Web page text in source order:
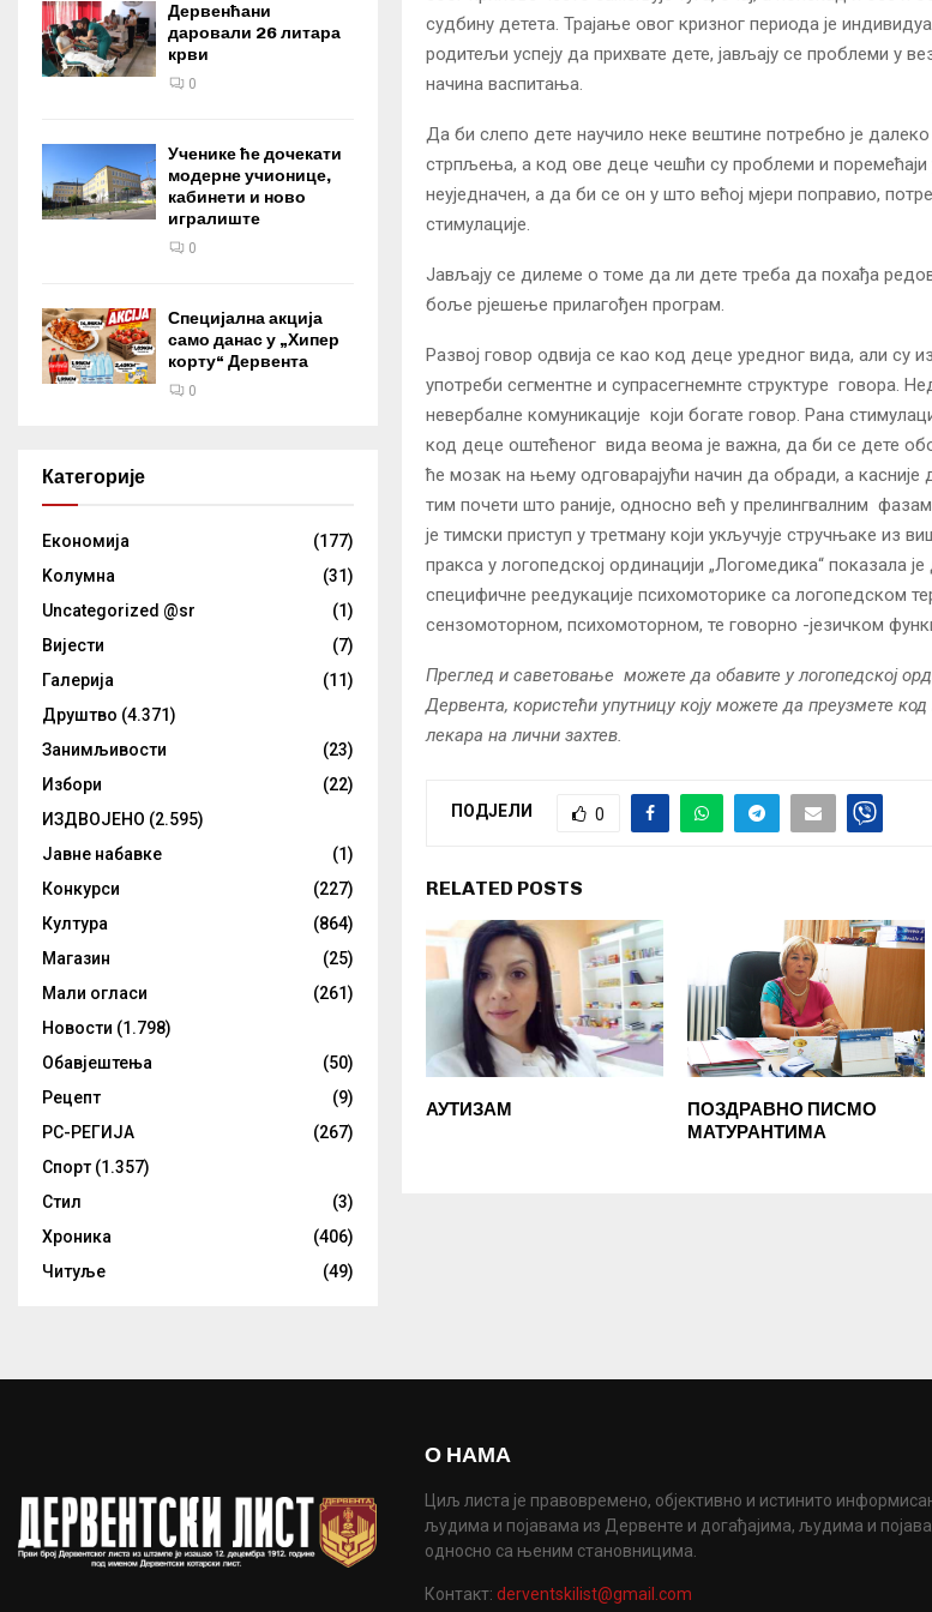
судбину детета. Трајање овог кризног периода је
родитељи успеју да прихвате дете, јављају се проблеми у
начина васпитања.
Да би слепо дете научило неке вештине потребно је
стрпљења, а код ове деце чешћи су проблеми и поремећаји
неуједначен, а да би се он у што већој мјери поправио,
стимулације.
Јављају се дилеме о томе да ли дете треба да похађа
боље рјешење прилагођен програм.
Развој говор одвија се као код деце уредног вида, али су
употреби сегментне и супрасегнемнте структуре говора.
невербалне комуникације који богате говор. Рана
код деце оштећеног вида веома је важна, да би се дете
ће мозак на њему одговарајући начин да обради, а
тим почети што раније, односно већ у прелингвалним
је тимски приступ у третману који укључује стручњаке из
пракса у логопедској ординацији „Логомедика“ показала
специфичне реедукације психомоторике са логопедском
сензомоторном, психомоторном, те говорно -језичком
Преглед и саветовање можете да обавите у логопедској
Дервента, користећи упутницу коју можете да преузмете
лекара на лични захтев.
ПОДЈЕЛИ 0
RELATED POSTS
АУТИЗАМ
ПОЗДРАВНО ПИСМО
МАТУРАНТИМА
Дервенћани
даровали 26 литара
крви
0
Ученике ће дочекати
модерне учионице,
кабинети и ново
игралиште
0
Специјална акција
само данас у „Хипер
корту“ Дервента
0
Категорије
Eкономија
(177)
Kолумнa
(31)
Uncategorized @sr
(1)
Вијести
(7)
Галерија
(11)
Друштво (4.371)
Занимљивости
(23)
Избори
(22)
ИЗДВОЈЕНО (2.595)
Јавне набавке
(1)
Конкурси
(227)
Култура
(864)
Магазин
(25)
Мали огласи
(261)
Новости (1.798)
Обавјештења
(50)
Рецепт
(9)
РС-РЕГИЈА
(267)
Спорт (1.357)
Стил
(3)
Хроника
(406)
Читуље
(49)
О НАМА
Циљ листа је правовремено, објективно и истинито
људима и појавама из Дервенте и догађајима, људима и
односно са њеним становницима.
Контакт: derventskilist@gmail.com